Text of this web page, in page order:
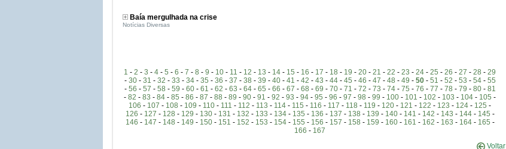
Baía mergulhada na crise
Notícias Diversas
1 - 2 - 3 - 4 - 5 - 6 - 7 - 8 - 9 - 10 - 11 - 12 - 13 - 14 - 15 - 16 - 17 - 18 - 19 - 20 - 21 - 22 - 23 - 24 - 25 - 26 - 27 - 28 - 29
- 30- 31 - 32 - 33 - 34- 35 - 36 - 37 - 38 - 39 - 40- 41 - 42 - 43 - 44- 45 - 46 - 47 - 48 - 49 - 50- 51 - 52 - 53 - 54- 55
- 56 - 57 - 58 - 59 - 60- 61 - 62 - 63 - 64- 65 - 66 - 67 - 68 - 69 - 70- 71 - 72 - 73 - 74- 75 - 76 - 77 - 78 - 79 - 80- 81
- 82 - 83 - 84 - 85 - 86 - 87 - 88 - 89 - 90 - 91 - 92 - 93 - 94 - 95 - 96 - 97 - 98 - 99 - 100 - 101 - 102 - 103 - 104 - 105 -
106 - 107 - 108 - 109 - 110 - 111 - 112 - 113 - 114 - 115 - 116 - 117 - 118 - 119 - 120 - 121 - 122 - 123 - 124 - 125 -
126 - 127 - 128 - 129 - 130- 131 - 132 - 133 - 134- 135 - 136 - 137 - 138 - 139 - 140- 141 - 142 - 143 - 144- 145 -
146 - 147 - 148 - 149 - 150- 151 - 152 - 153 - 154- 155 - 156 - 157 - 158 - 159 - 160- 161 - 162 - 163 - 164- 165 -
166 - 167
Voltar